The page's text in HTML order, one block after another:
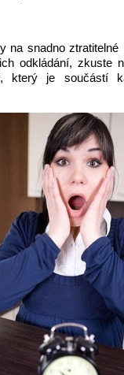
na snadno ztratitelné
odkládání, zkuste
který je součástí